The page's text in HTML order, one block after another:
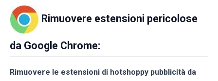
Rimuovere estensioni pericolose
da Google Chrome:
Rimuovere le estensioni di hotshoppy pubblicità da